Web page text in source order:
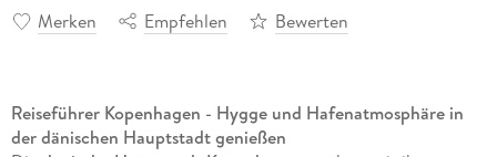
Merken Empfehlen Bewerten
Reiseführer Kopenhagen - Hygge und Hafenatmosphäre in
der dänischen Hauptstadt genießen